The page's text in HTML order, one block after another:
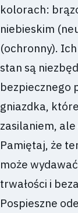
kolorach:
niebieskim
(ochronny).
stan są
bezpiecznego
gniazdka,
zasilaniem, ale
Pamiętaj, że
może
trwałości i
Pospieszne